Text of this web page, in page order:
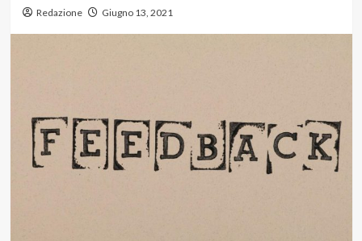
Redazione Giugno 13, 2021